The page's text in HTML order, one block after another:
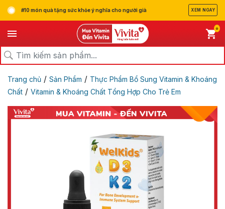
#10 món quà tặng sức khỏe ý nghĩa cho người già XEM NGAY
0
Trang chủ / Sản Phẩm / Thực Phẩm Bổ Sung Vitamin & Khoáng
Chất / Vitamin & Khoáng Chất Tổng Hợp Cho Trẻ Em